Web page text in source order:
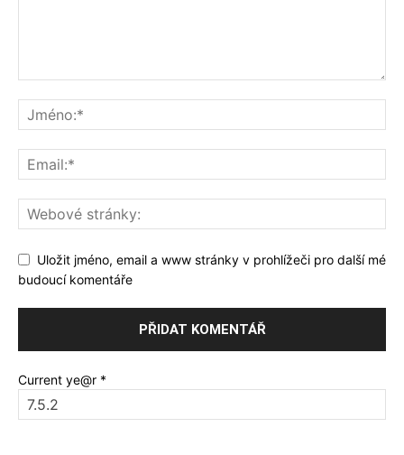
Uložit jméno, email a www stránky v prohlížeči pro další mé
budoucí komentáře
Current ye@r *